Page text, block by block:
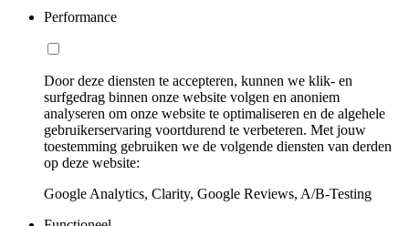
Performance
Door deze diensten te accepteren, kunnen we klik- en
surfgedrag binnen onze website volgen en anoniem
analyseren om onze website te optimaliseren en de algehele
gebruikerservaring voortdurend te verbeteren. Met jouw
toestemming gebruiken we de volgende diensten van derden
op deze website:
Google Analytics, Clarity, Google Reviews, A/B-Testing